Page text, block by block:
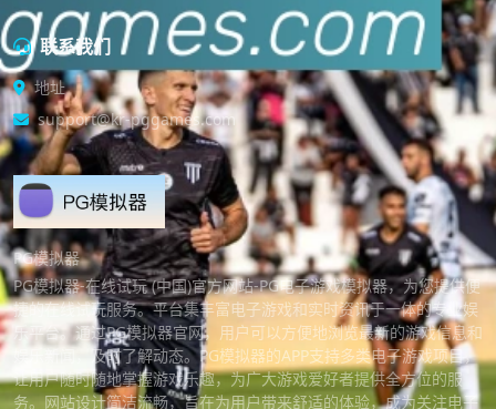
联系我们
地址
support@kr-pggames.com
PG模拟器
PG模拟器-在线试玩 (中国)官方网站-PG电子游戏模拟器，为您提供便
捷的在线试玩服务。平台集丰富电子游戏和实时资讯于一体的专业娱
乐平台。通过PG模拟器官网，用户可以方便地浏览最新的游戏信息和
娱乐新闻，及时了解动态。PG模拟器的APP支持多类电子游戏项目，
让用户随时随地掌握游戏乐趣，为广大游戏爱好者提供全方位的服
务。网站设计简洁流畅，旨在为用户带来舒适的体验，成为关注电子